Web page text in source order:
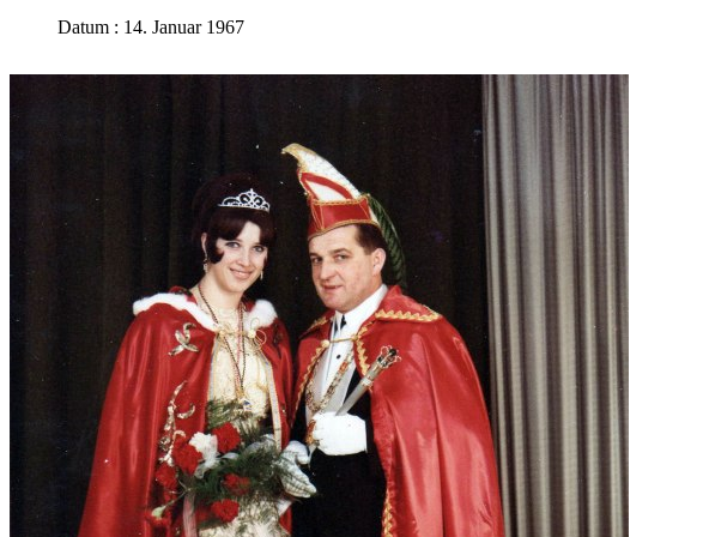
Datum : 14. Januar 1967